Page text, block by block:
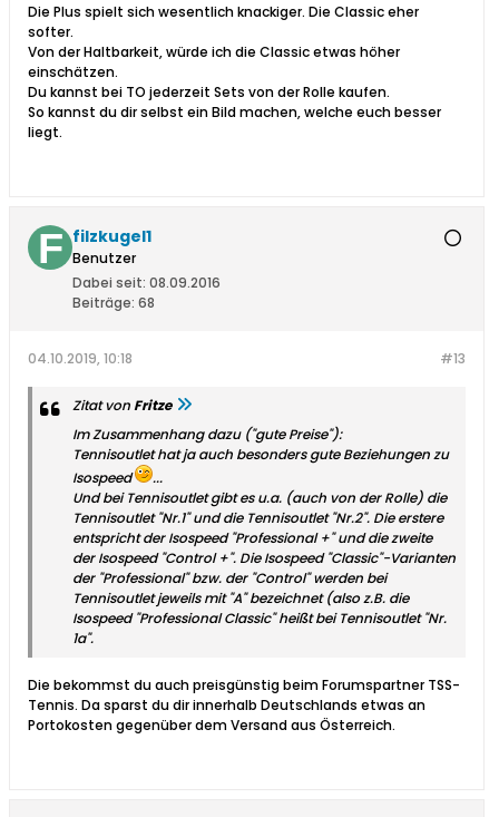
Die Plus spielt sich wesentlich knackiger. Die Classic eher
softer.
Von der Haltbarkeit, würde ich die Classic etwas höher
einschätzen.
Du kannst bei TO jederzeit Sets von der Rolle kaufen.
So kannst du dir selbst ein Bild machen, welche euch besser
liegt.
filzkugel1
Benutzer
Dabei seit: 08.09.2016
Beiträge: 68
#13
04.10.2019, 10:18
Zitat vonFritze
Im Zusammenhang dazu ("gute Preise"):
Tennisoutlet hat ja auch besonders gute Beziehungen zu
Isospeed
...
Und bei Tennisoutlet gibt es u.a. (auch von der Rolle) die
Tennisoutlet "Nr.1" und die Tennisoutlet "Nr.2". Die erstere
entspricht der Isospeed "Professional +" und die zweite
der Isospeed "Control +". Die Isospeed "Classic"-Varianten
der "Professional" bzw. der "Control" werden bei
Tennisoutlet jeweils mit "A" bezeichnet (also z.B. die
Isospeed "Professional Classic" heißt bei Tennisoutlet "Nr.
1a".
Die bekommst du auch preisgünstig beim Forumspartner TSS-
Tennis. Da sparst du dir innerhalb Deutschlands etwas an
Portokosten gegenüber dem Versand aus Österreich.